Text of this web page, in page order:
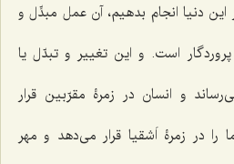
دنیا انجام بدهیم، آن عمل مبدِّل و
است. و این تغییر و تبدّل یا
و انسان در زمرۀ مقرّبین قرار
را در زمرۀ اَشقیا قرار می‌دهد و مهر